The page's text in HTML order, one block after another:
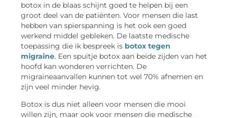
botox in de blaas schijnt goed te helpen bij een
groot deel van de patiënten. Voor mensen die last
hebben van spierspanning is het ook een goed
werkend middel gebleken. De laatste medische
toepassing die ik bespreek is botox tegen
migraine. Een spuitje botox aan beide zijden van het
hoofd kan wonderen verrichten. De
migraineaanvallen kunnen tot wel 70% afnemen en
zijn veel minder hevig.
Botox is dus niet alleen voor mensen die mooi
willen zijn, maar ook voor mensen die medische